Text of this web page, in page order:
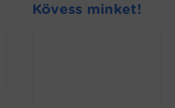
Kövess minket!